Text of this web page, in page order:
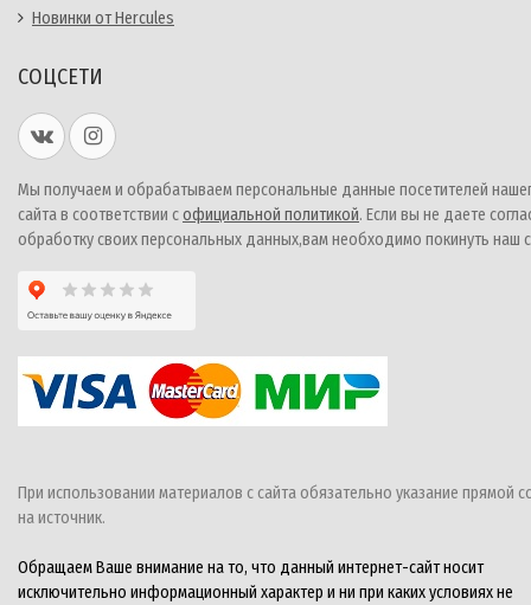
Новинки от Hercules
СОЦСЕТИ
Мы получаем и обрабатываем персональные данные посетителей
сайта в соответствии софициальной политикой. Если вы не даете
обработку своих персональных данных,вам необходимо покинуть наш
При использовании материалов с сайта обязательно указание прямой
на источник.
Обращаем Ваше внимание на то, что данный интернет-сайт носит
исключительно информационный характер и ни при каких условиях не